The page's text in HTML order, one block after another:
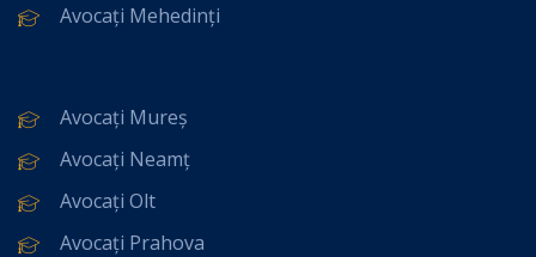
Avocați Mehedinți
Avocați Mureș
Avocați Neamț
Avocați Olt
Avocați Prahova